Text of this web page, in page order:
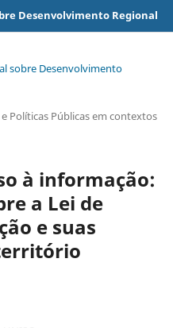
Desenvolvimento Regional
sobre Desenvolvimento
e Políticas Públicas em contextos
à informação:
a Lei de
e suas